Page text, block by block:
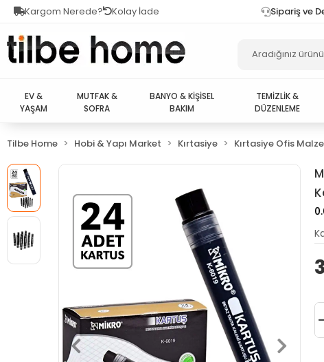
Kargom Nerede? Kolay İade Sipariş ve
EV &
YAŞAM
MUTFAK &
SOFRA
BANYO & KİŞİSEL
BAKIM
TEMİZLİK &
DÜZENLEME
Tilbe Home Hobi & Yapı Market Kırtasiye Kırtasiye Ofis